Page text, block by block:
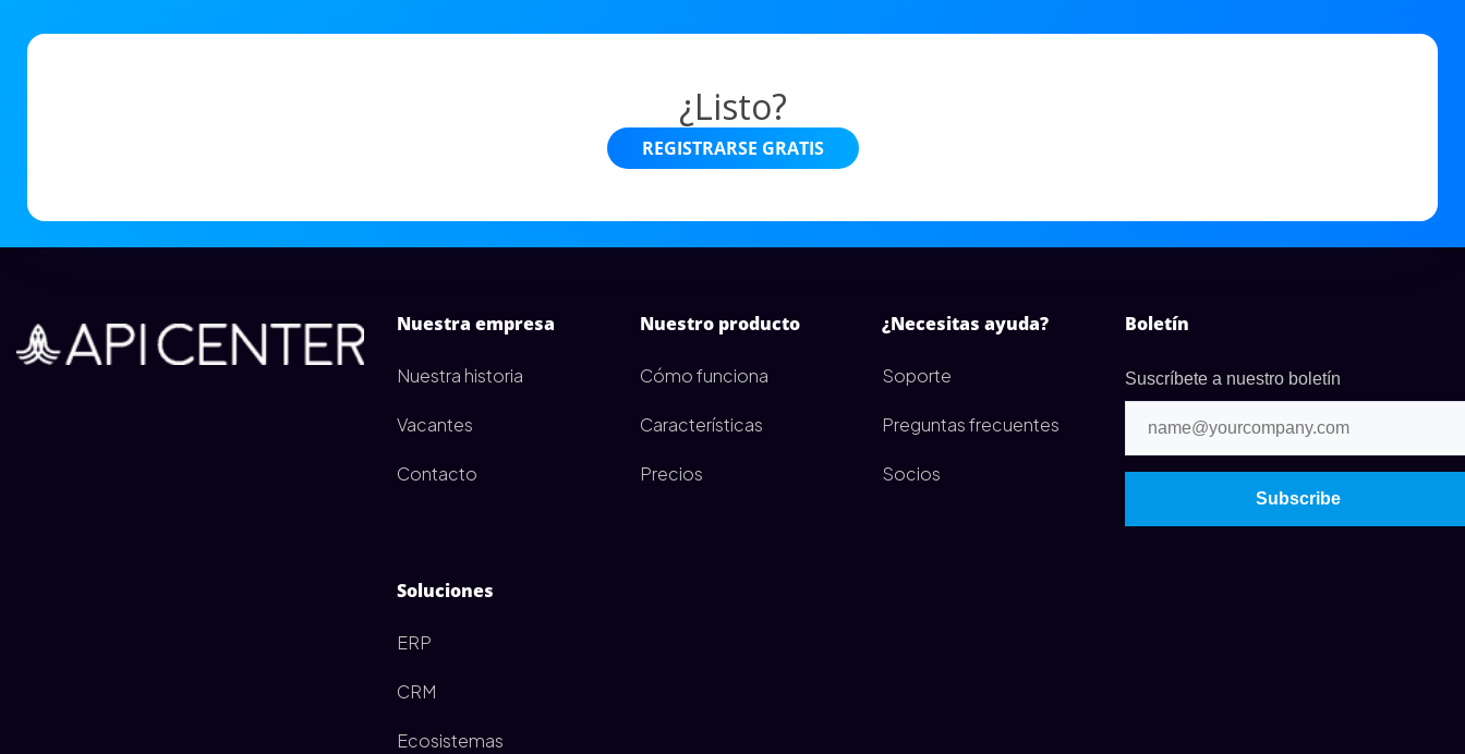
¿Listo?
REGISTRARSE GRATIS
Nuestra empresa
Nuestra historia
Vacantes
Contacto
Soluciones
ERP
CRM
Ecosistemas
Nuestro producto
Cómo funciona
Características
Precios
¿Necesitas ayuda?
Soporte
Preguntas frecuentes
Socios
Boletín
Suscríbete a nuestro boletín